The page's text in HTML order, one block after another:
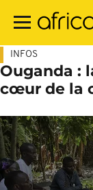
contenu
INFOS
Ouganda :
cœur de la